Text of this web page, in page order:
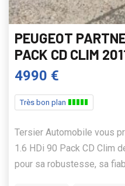
PEUGEOT
PACK CD CLIM
4990 €
Très bon plan
Tersier Automobile vous
1.6 HDi 90 Pack CD Clim
pour sa robustesse, sa